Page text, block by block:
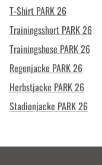
T-Shirt PARK 26
Trainingsshort PARK 26
Trainingshose PARK 26
Regenjacke PARK 26
Herbstjacke PARK 26
Stadionjacke PARK 26